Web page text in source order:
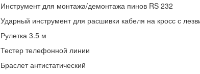
Инструмент для монтажа/демонтажа пинов RS 232
Ударный инструмент для расшивки кабеля на кросс с
Рулетка 3.5 м
Тестер телефонной линии
Браслет антистатический